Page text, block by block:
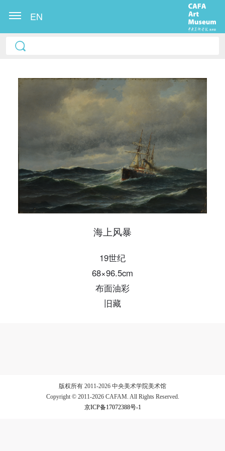
EN
海上风暴
19世纪
68×96.5cm
布面油彩
旧藏
版权所有 2011-2026 中央美术学院美术馆
Copyright © 2011-2026 CAFAM. All Rights Reserved.
京ICP备17072388号-1
快捷登录 帐号密码登录
手机号码
发送验证码
手机号码将作为您的登录账号
登录